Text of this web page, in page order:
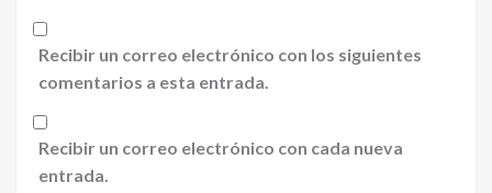
Recibir un correo electrónico con los siguientes
comentarios a esta entrada.
Recibir un correo electrónico con cada nueva
entrada.